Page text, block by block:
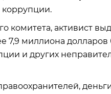
комитета, активист
7,9 миллиона
и других